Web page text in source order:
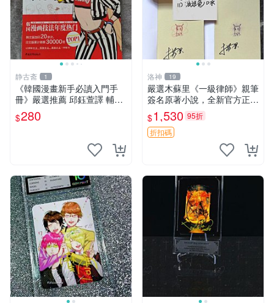
静古斋 1
《韓國漫畫新手必讀入門手
冊》嚴選推薦 邱鈺萱譯 輔助
學習 漫畫初學、韓漫入門 漫
畫新知 翻譯書籍
$280
洛神 19
嚴選木蘇里《一級律師》親筆
簽名原著小說，全新官方正版
配收藏證書 一級律師 規格 數
字漫畫 周邊品
$1,530 95折
折扣碼